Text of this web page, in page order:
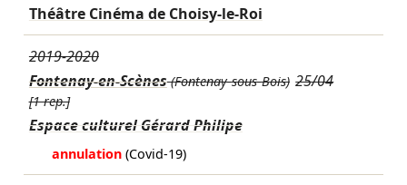
Théâtre Cinéma de Choisy-le-Roi
2019-2020
Fontenay-en-Scènes(Fontenay-sous-Bois) 25/04
[1 rep.]
Espace culturel Gérard Philipe
annulation (Covid-19)